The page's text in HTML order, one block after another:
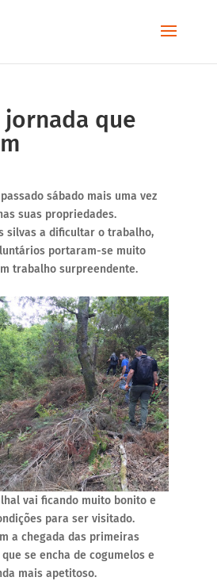
jornada que
sábado mais uma vez
suas propriedades.
silvas a dificultar o trabalho,
portaram-se muito
trabalho surpreendente.
vai ficando muito bonito e
para ser visitado.
a chegada das primeiras
se encha de cogumelos e
mais apetitoso.